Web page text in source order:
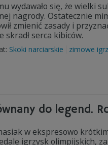
wydawało się, że wielki
nagrody. Ostatecznie
zmienić zasady i
skradł serca kibiców.
Skoki narciarskie zimowe
do legend.
w ekspresowo
igrzysk olimpijskich,